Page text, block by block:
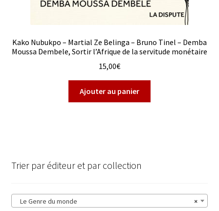
Kako Nubukpo – Martial Ze Belinga – Bruno Tinel – Demba
Moussa Dembele, Sortir l’Afrique de la servitude monétaire
15,00€
Ajouter au panier
Trier par éditeur et par collection
×
Le Genre du monde